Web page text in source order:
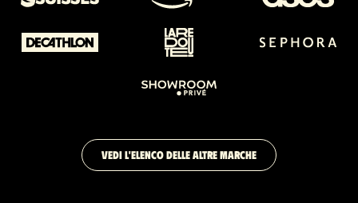
VEDI L'ELENCO DELLE ALTRE MARCHE